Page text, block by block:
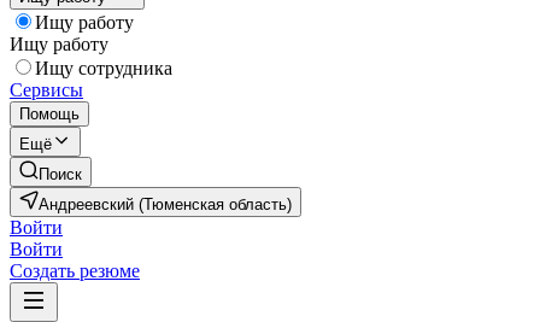
Ищу работу
Ищу работу
Ищу сотрудника
Сервисы
Помощь
Ещё
Поиск
Андреевский (Тюменская область)
Войти
Войти
Создать резюме